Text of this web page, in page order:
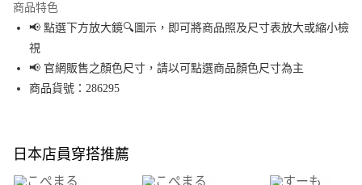
Apple Pay
街口支付
悠遊付
全盈+PAY
大哥付你分期
商品特色
📢 點選下方放大鏡🔍圖示，即可將商品照及尺寸表放大或縮小檢
視
📢 官網販售之顏色尺寸，請以可點選商品顏色尺寸為主
商品貨號：286295
日本店員穿搭推薦